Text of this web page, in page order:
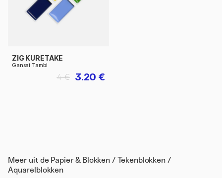
ZIG KURETAKE
Gansai Tambi
3.20 €
4 €
Meer uit de Papier & Blokken / Tekenblokken /
Aquarelblokken